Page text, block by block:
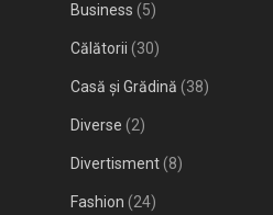
Business (5)
Călătorii (30)
Casă și Grădină (38)
Diverse (2)
Divertisment(8)
Fashion (24)